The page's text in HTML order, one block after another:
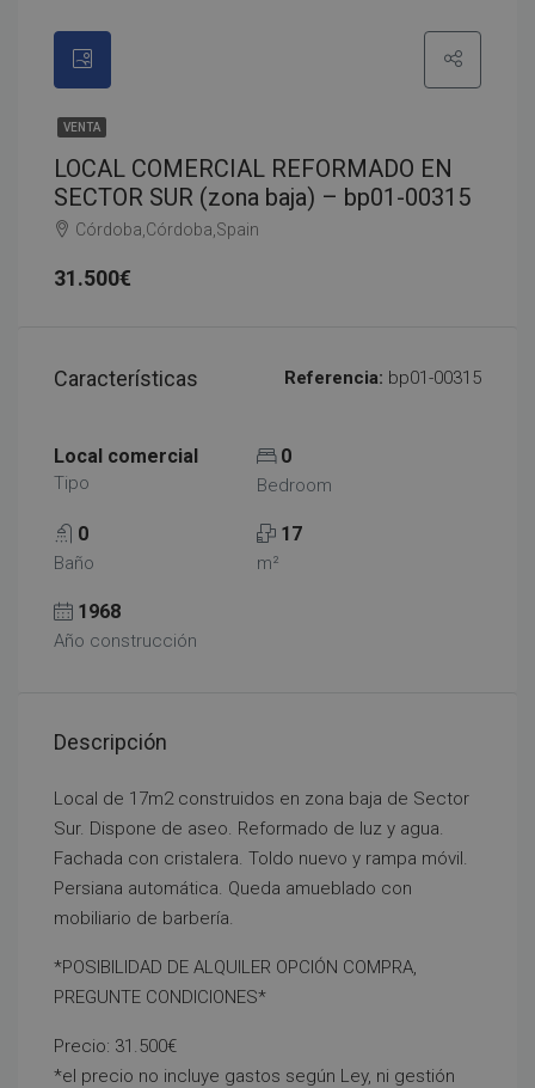
VENTA
LOCAL COMERCIAL REFORMADO EN
SECTOR SUR (zona baja) – bp01-00315
Córdoba,Córdoba,Spain
31.500€
Características Referencia: bp01-00315
Local comercial
Tipo
0
Bedroom
0
Baño
17
m²
1968
Año construcción
Descripción
Local de 17m2 construidos en zona baja de Sector
Sur. Dispone de aseo. Reformado de luz y agua.
Fachada con cristalera. Toldo nuevo y rampa móvil.
Persiana automática. Queda amueblado con
mobiliario de barbería.
*POSIBILIDAD DE ALQUILER OPCIÓN COMPRA,
PREGUNTE CONDICIONES*
Precio: 31.500€
*el precio no incluye gastos según Ley, ni gestión